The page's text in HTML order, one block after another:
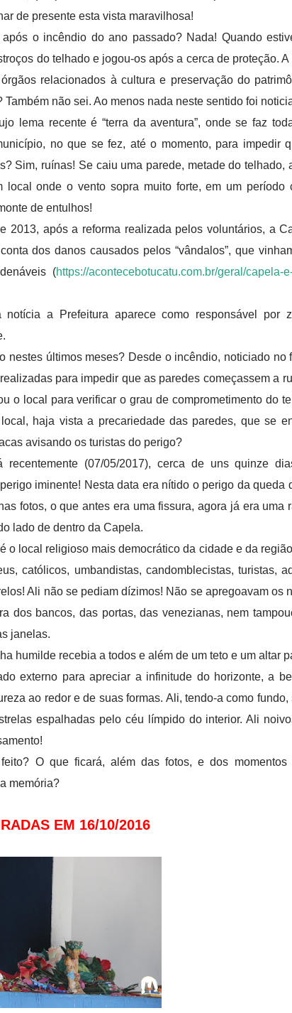
de presente esta vista maravilhosa!
o incêndio do ano passado? Nada! Quando
do telhado e jogou-os após a cerca de proteção.
relacionados à cultura e preservação do
Também não sei. Ao menos nada neste sentido foi
lema recente é “terra da aventura”, onde se faz
no que se fez, até o momento, para impedir
Sim, ruínas! Se caiu uma parede, metade do telhado,
local onde o vento sopra muito forte, em um período
de entulhos!
2013, após a reforma realizada pelos voluntários, a
dos danos causados pelos “vândalos”, que
(https://acontecebotucatu.com.br/geral/capela-
notícia a Prefeitura aparece como responsável
nestes últimos meses? Desde o incêndio, noticiado
para impedir que as paredes começassem a
o local para verificar o grau de comprometimento do
haja vista a precariedade das paredes, que se
avisando os turistas do perigo?
recentemente (07/05/2017), cerca de uns quinze
iminente! Nesta data era nítido o perigo da queda
fotos, o que antes era uma fissura, agora já era uma
lado de dentro da Capela.
o local religioso mais democrático da cidade e da
católicos, umbandistas, candomblecistas, turistas,
Ali não se pediam dízimos! Não se apregoavam os
dos bancos, das portas, das venezianas, nem
janelas.
humilde recebia a todos e além de um teto e um altar
externo para apreciar a infinitude do horizonte, a
ao redor e de suas formas. Ali, tendo-a como
espalhadas pelo céu límpido do interior. Ali
O que ficará, além das fotos, e dos momentos
memória?
EM 16/10/2016